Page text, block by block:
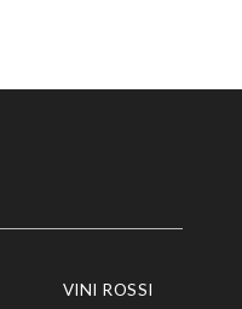
VINI ROSSI